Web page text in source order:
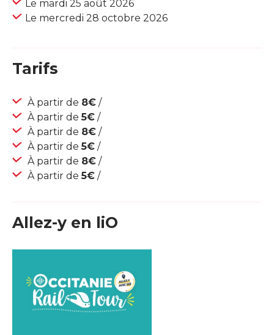
Le mardi 25 août 2026
Le mercredi 28 octobre 2026
Tarifs
À partir de 8€ /
À partir de5€ /
À partir de 8€ /
À partir de5€ /
À partir de 8€ /
À partir de5€ /
Allez-y en liO